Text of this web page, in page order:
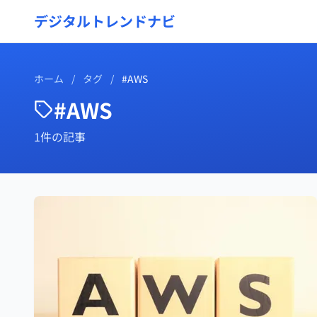
デジタルトレンドナビ
ホーム / タグ / #AWS
#AWS
1件の記事